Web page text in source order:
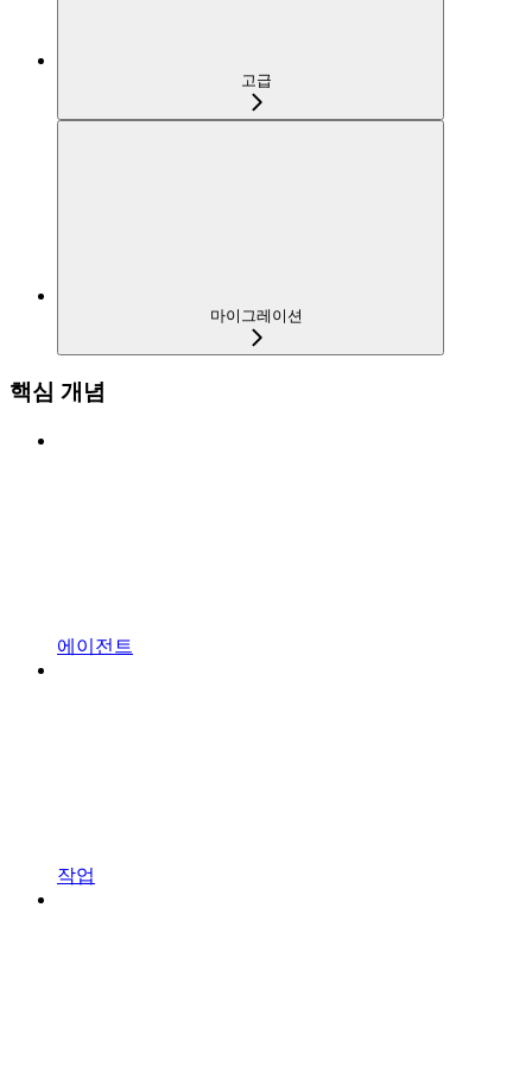
고급
마이그레이션
핵심 개념
에이전트
작업